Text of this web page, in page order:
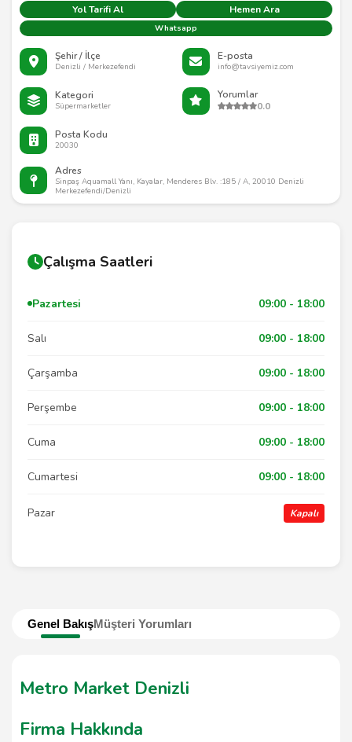
Yol Tarifi Al Hemen Ara
Whatsapp
Şehir / İlçe
Denizli / Merkezefendi
E-posta
info@tavsiyemiz.com
Kategori
Süpermarketler
Yorumlar
0.0
Posta Kodu
20030
Adres
Sinpaş Aquamall Yanı, Kayalar, Menderes Blv. :185 / A, 20010 Denizli
Merkezefendi/Denizli
Genel BakışMüşteri Yorumları
Metro Market Denizli
Firma Hakkında
Çalışma Saatleri
Pazartesi 09:00 - 18:00
Salı 09:00 - 18:00
Çarşamba 09:00 - 18:00
Perşembe 09:00 - 18:00
Cuma 09:00 - 18:00
Cumartesi 09:00 - 18:00
Pazar Kapalı